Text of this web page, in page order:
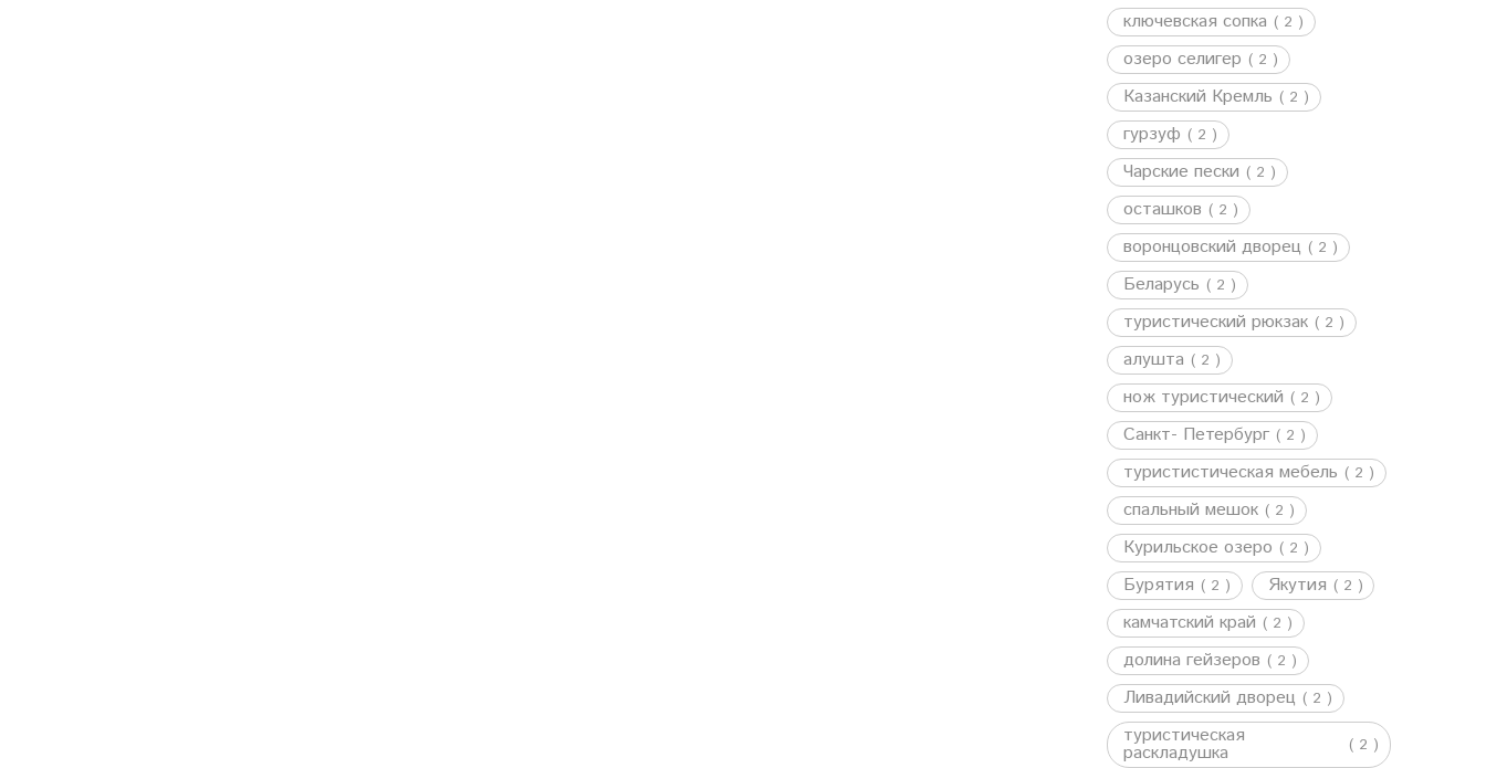
ключевская сопка ( 2 )
озеро селигер ( 2 )
Казанский Кремль ( 2 )
гурзуф ( 2 )
Чарские пески ( 2 )
осташков ( 2 )
воронцовский дворец ( 2 )
Беларусь ( 2 )
туристический рюкзак ( 2 )
алушта ( 2 )
нож туристический ( 2 )
Санкт- Петербург ( 2 )
туристистическая мебель ( 2 )
спальный мешок ( 2 )
Курильское озеро ( 2 )
Бурятия ( 2 ) Якутия ( 2 )
камчатский край ( 2 )
долина гейзеров ( 2 )
Ливадийский дворец ( 2 )
туристическая
раскладушка ( 2 )